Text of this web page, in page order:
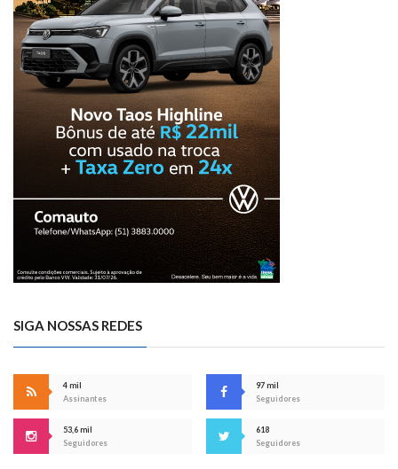
SIGA NOSSAS REDES
4 mil
Assinantes
97 mil
Seguidores
53,6 mil
Seguidores
618
Seguidores